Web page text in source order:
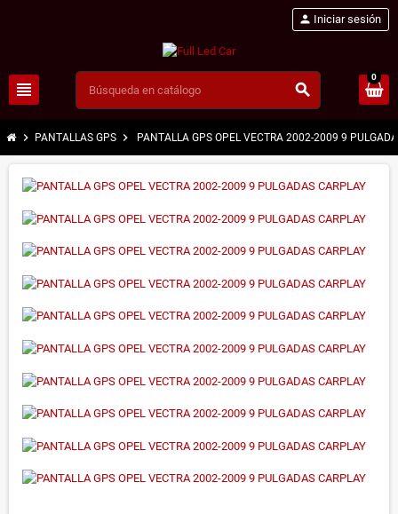
view_headline search
person Iniciar sesión
0
chevron_right PANTALLAS GPS chevron_right PANTALLA GPS OPEL VECTRA 2002-2009 9